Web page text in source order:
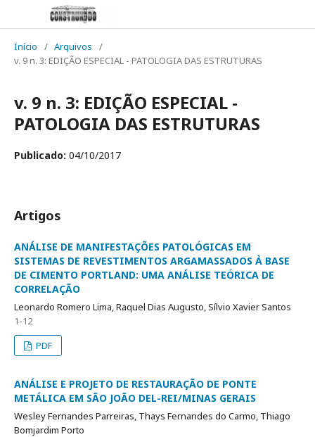
Início / Arquivos
/
v. 9 n. 3: EDIÇÃO ESPECIAL - PATOLOGIA DAS ESTRUTURAS
v. 9 n. 3: EDIÇÃO ESPECIAL -
PATOLOGIA DAS ESTRUTURAS
Publicado: 04/10/2017
Artigos
ANÁLISE DE MANIFESTAÇÕES PATOLÓGICAS EM
SISTEMAS DE REVESTIMENTOS ARGAMASSADOS À BASE
DE CIMENTO PORTLAND: UMA ANÁLISE TEÓRICA DE
CORRELAÇÃO
Leonardo Romero Lima, Raquel Dias Augusto, Sílvio Xavier Santos
1-12
PDF
ANÁLISE E PROJETO DE RESTAURAÇÃO DE PONTE
METÁLICA EM SÃO JOÃO DEL-REI/MINAS GERAIS
Wesley Fernandes Parreiras, Thays Fernandes do Carmo, Thiago
Bomjardim Porto